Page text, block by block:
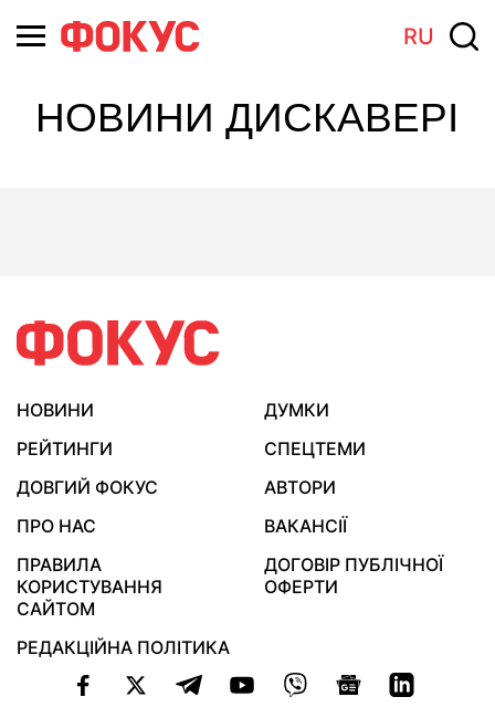
RU
НОВИНИ ДИСКАВЕРІ
НОВИНИ
ДУМКИ
РЕЙТИНГИ
СПЕЦТЕМИ
ДОВГИЙ ФОКУС
АВТОРИ
ПРО НАС
ВАКАНСІЇ
ПРАВИЛА
КОРИСТУВАННЯ
САЙТОМ
ДОГОВІР ПУБЛІЧНОЇ
ОФЕРТИ
РЕДАКЦІЙНА ПОЛІТИКА